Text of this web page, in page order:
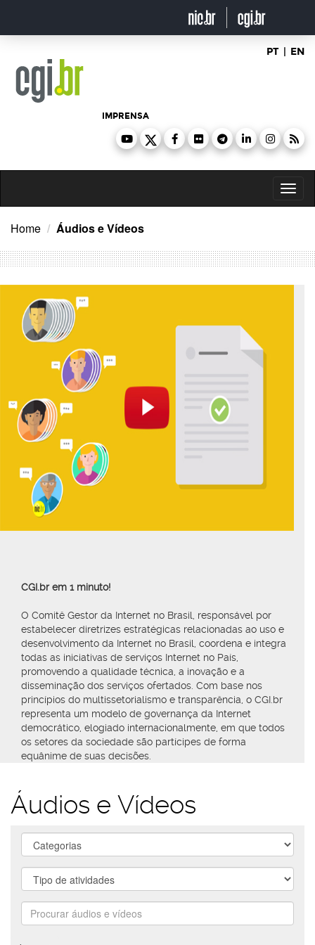
o
PT | EN
IMPRENSA
Home Áudios e Vídeos
CGI.br em 1 minuto!
O Comitê Gestor da Internet no Brasil, responsável por
estabelecer diretrizes estratégicas relacionadas ao uso e
desenvolvimento da Internet no Brasil, coordena e integra
todas as iniciativas de serviços Internet no País,
promovendo a qualidade técnica, a inovação e a
disseminação dos serviços ofertados. Com base nos
princípios do multissetorialismo e transparência, o CGI.br
representa um modelo de governança da Internet
democrático, elogiado internacionalmente, em que todos
os setores da sociedade são partícipes de forma
equânime de suas decisões.
Áudios e Vídeos
areas
atividades
Procurar
áudios